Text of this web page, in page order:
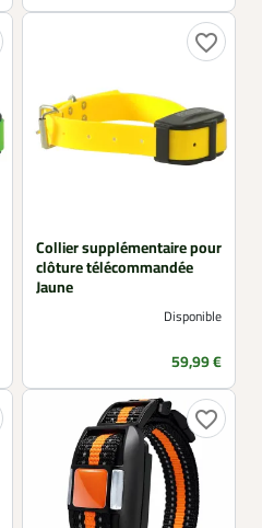
favorite_border
Collier supplémentaire pour
clôture télécommandée
Jaune
Disponible
Prix
59,99 €
favorite_border